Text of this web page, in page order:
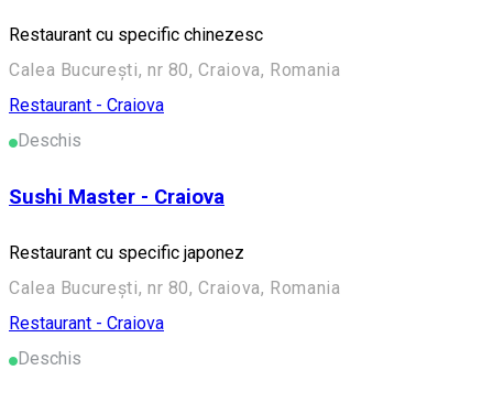
Restaurant cu specific chinezesc
Calea București, nr 80, Craiova, Romania
Restaurant - Craiova
Deschis
Sushi Master - Craiova
Restaurant cu specific japonez
Calea București, nr 80, Craiova, Romania
Restaurant - Craiova
Deschis